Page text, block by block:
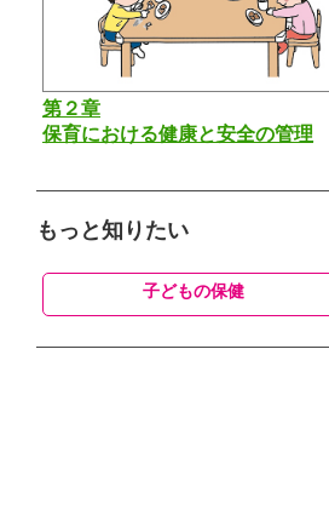
第２章
保育における健康と安全の管理
もっと知りたい
子どもの保健